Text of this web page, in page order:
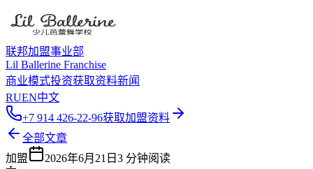
联邦加盟事业部
Lil Ballerine Franchise
商业模式投资获取资料新闻
RUEN中文
+7 914 426-22-96获取加盟资料
全部文章
加盟
2026年6月21日 3 分钟阅读